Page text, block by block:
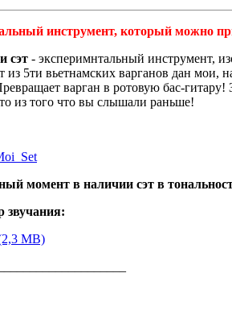
инструмент, который можно
сэт - эксперимнтальный инструмент,
из 5ти вьетнамских варганов дан мои,
варган в ротовую бас-гитару!
из того что вы слышали раньше!
момент в наличии сэт в
звучания: